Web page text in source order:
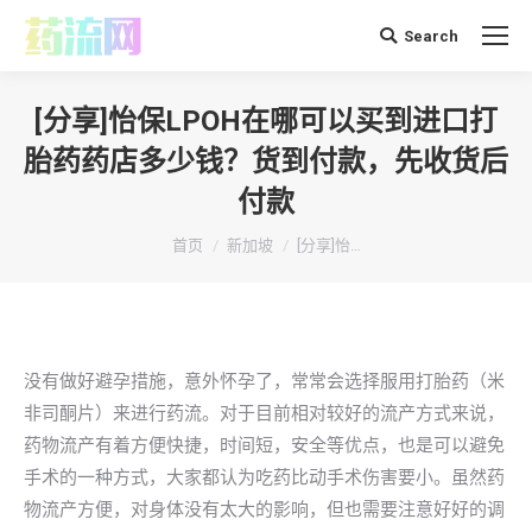
搜 Search
[分享]怡保LPOH在哪可以买到进口打
胎药药店多少钱？货到付款，先收货后
付款
你在这里：
首页 新加坡 [分享]怡…
没有做好避孕措施，意外怀孕了，常常会选择服用打胎药（米
非司酮片）来进行药流。对于目前相对较好的流产方式来说，
药物流产有着方便快捷，时间短，安全等优点，也是可以避免
手术的一种方式，大家都认为吃药比动手术伤害要小。虽然药
物流产方便，对身体没有太大的影响，但也需要注意好好的调